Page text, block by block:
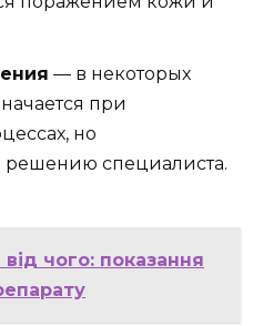
— в некоторых
при
но
решению специалиста.
чого: показання